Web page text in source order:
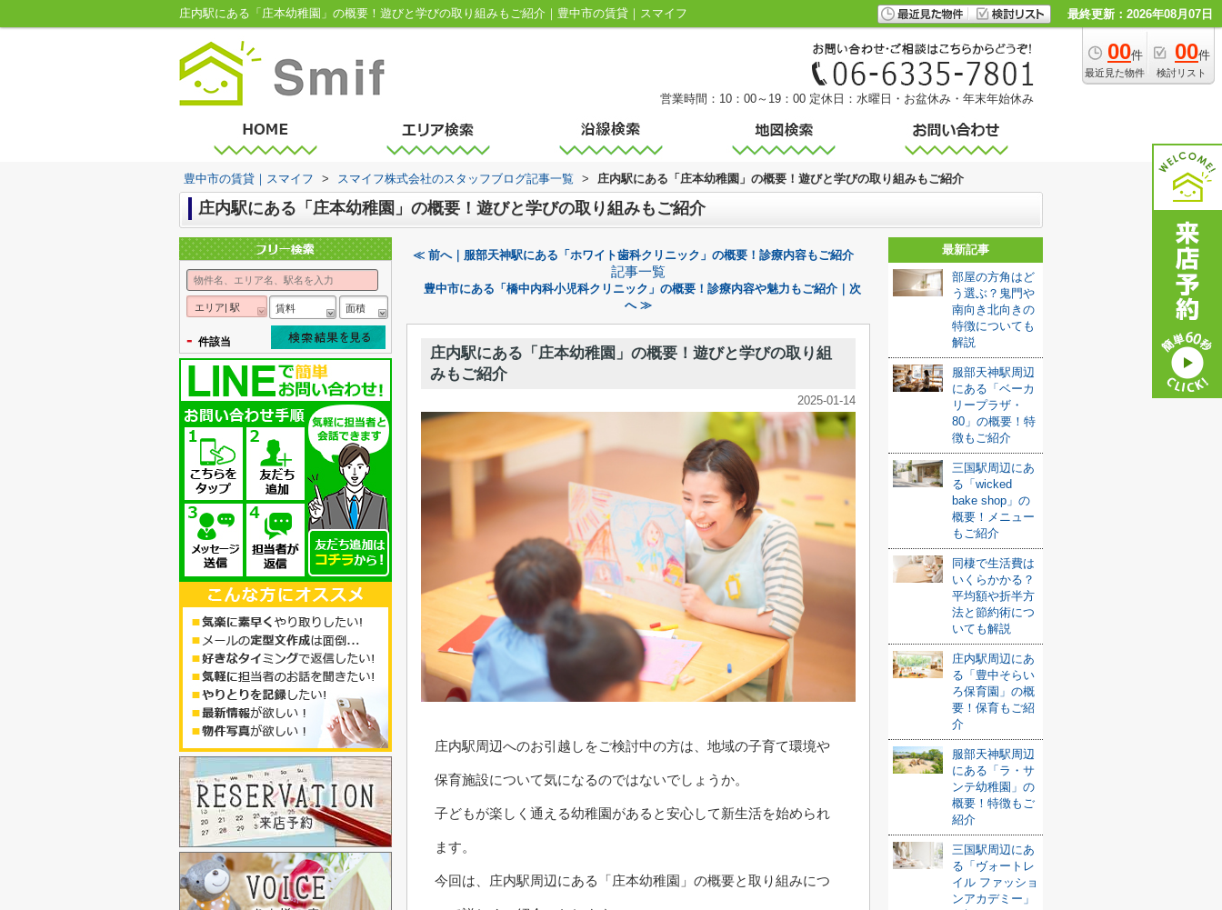
庄内駅にある「庄本幼稚園」の概要！遊びと学びの取り組みもご紹介｜豊中市の賃貸｜スマイフ 最終更新：2026年08月07日
00件
最近見た物件
00件
検討リスト
営業時間：10：00～19：00 定休日：水曜日・お盆休み・年末年始休み
豊中市の賃貸｜スマイフ > スマイフ株式会社のスタッフブログ記事一覧 > 庄内駅にある「庄本幼稚園」の概要！遊びと学びの取り組みもご紹介
庄内駅にある「庄本幼稚園」の概要！遊びと学びの取り組みもご紹介
≪ 前へ｜服部天神駅にある「ホワイト歯科クリニック」の概要！診療内容もご紹介
記事一覧
豊中市にある「橋中内科小児科クリニック」の概要！診療内容や魅力もご紹介｜次
へ ≫
庄内駅にある「庄本幼稚園」の概要！遊びと学びの取り組
みもご紹介
2025-01-14
庄内駅周辺へのお引越しをご検討中の方は、地域の子育て環境や
保育施設について気になるのではないでしょうか。
子どもが楽しく通える幼稚園があると安心して新生活を始められ
ます。
今回は、庄内駅周辺にある「庄本幼稚園」の概要と取り組みにつ
最新記事
部屋の方角はど
う選ぶ？鬼門や
南向き北向きの
特徴についても
解説
服部天神駅周辺
にある「ベーカ
リープラザ・
80」の概要！特
徴もご紹介
三国駅周辺にあ
る「wicked
bake shop」の
概要！メニュー
もご紹介
同棲で生活費は
いくらかかる？
平均額や折半方
法と節約術につ
いても解説
庄内駅周辺にあ
る「豊中そらい
ろ保育園」の概
要！保育もご紹
介
服部天神駅周辺
にある「ラ・サ
ンテ幼稚園」の
概要！特徴もご
紹介
三国駅周辺にあ
る「ヴォートレ
イル ファッショ
ンアカデミー」
エリア| 駅 賃料 面積
- 件該当